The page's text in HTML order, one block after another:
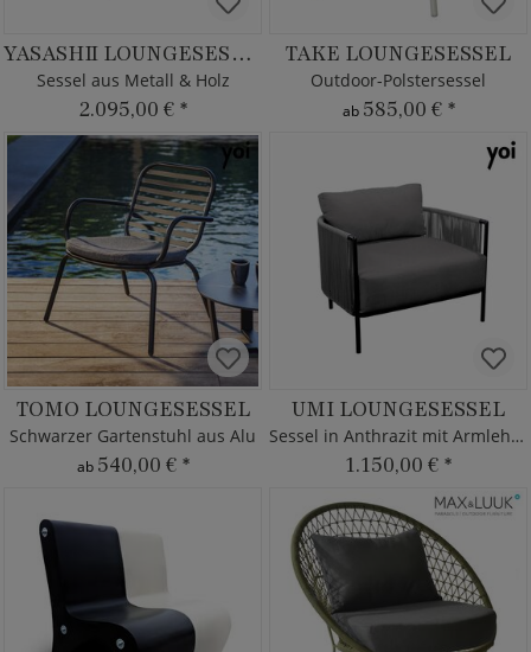
YASASHII LOUNGESESSEL
Sessel aus Metall & Holz
2.095,00 € *
TAKE LOUNGESESSEL
Outdoor-Polstersessel
ab 585,00 € *
TOMO LOUNGESESSEL
Schwarzer Gartenstuhl aus Alu
ab 540,00 € *
UMI LOUNGESESSEL
Sessel in Anthrazit mit Armlehnen
1.150,00 € *